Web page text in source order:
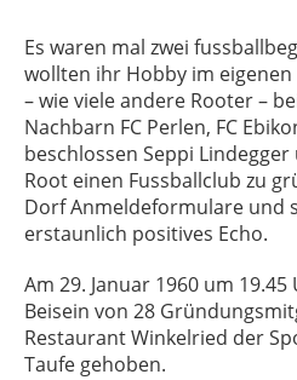
Es waren mal zwei
wollten ihr Hobby im
– wie viele andere Rooter –
Nachbarn FC Perlen, FC
beschlossen Seppi
Root einen Fussballclub zu
Dorf Anmeldeformulare und
erstaunlich positives Echo.
Am 29. Januar 1960 um
Beisein von 28
Restaurant Winkelried der
Taufe gehoben.